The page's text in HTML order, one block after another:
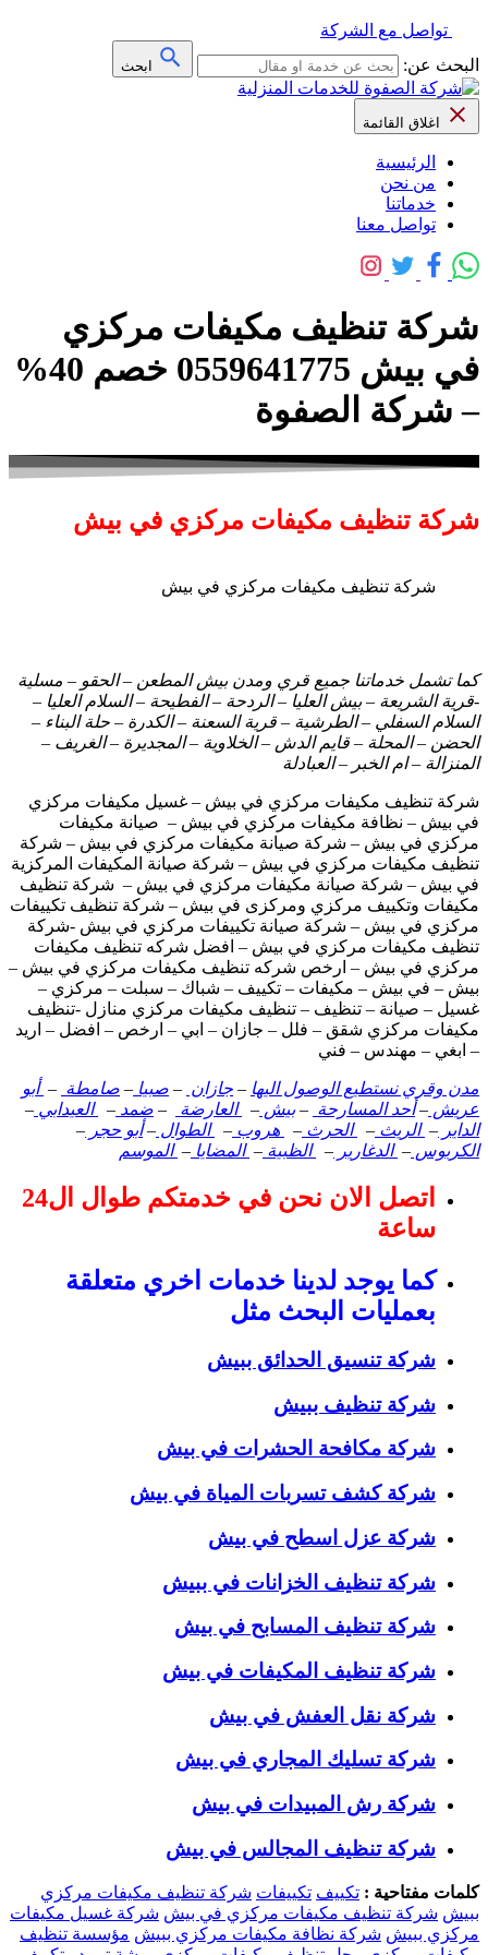
تواصل مع الشركة
البحث عن:
ابحث
اغلاق القائمة
الرئيسية
من نحن
خدماتنا
تواصل معنا
شركة تنظيف مكيفات مركزي
في بيش 0559641775 خصم 40%
– شركة الصفوة
شركة تنظيف مكيفات مركزي في بيش
شركة تنظيف مكيفات مركزي في بيش
كما تشمل خدماتنا جميع قري ومدن بيش المطعن – الحقو – مسلية
-قرية الشريعة – بيش العليا – الردحة – الفطيحة – السلام العليا –
السلام السفلي – الطرشية – قرية السعنة – الكدرة – حلة البناء –
الحضن – المحلة – قايم الدش – الخلاوية – المجديرة – الغريف –
المنزالة – ام الخبر – العبادلة
شركة تنظيف مكيفات مركزي في بيش – غسيل مكيفات مركزي
في بيش – نظافة مكيفات مركزي في بيش – صيانة مكيفات
مركزي في بيش – شركة صيانة مكيفات مركزي في بيش – شركة
تنظيف مكيفات مركزي في بيش – شركة صيانة المكيفات المركزية
في بيش – شركة صيانة مكيفات مركزي في بيش – شركة تنظيف
مكيفات وتكييف مركزي ومركزى في بيش – شركة تنظيف تكييفات
مركزي في بيش – شركة صيانة تكييفات مركزي في بيش -شركة
تنظيف مكيفات مركزي في بيش – افضل شركه تنظيف مكيفات
مركزي في بيش – ارخص شركه تنظيف مكيفات مركزي في بيش –
بيش – في بيش – مكيفات – تكييف – شباك – سبلت – مركزي –
غسيل – صيانة – تنظيف – تنظيف مكيفات مركزي منازل -تنظيف
مكيفات مركزي شقق – فلل – جازان – ابي – ارخص – افضل – اريد
– ابغي – مهندس – فني
مدن وقري نستطيع الوصول اليها – جازان – صبيا – صامطة – أبو
عريش –أحد المسارحة –بيش – العارضة – ضمد – العيدابي –
الداير – الريث – الحرث – هروب – الطوال –أبو حجر –
الكربوس – الدغارير – الظبية – المضايا – الموسم
اتصل الان نحن في خدمتكم طوال ال24
ساعة
كما يوجد لدينا خدمات اخري متعلقة
بعمليات البحث مثل
شركة تنسيق الحدائق ببيش
شركة تنظيف ببيش
شركة مكافحة الحشرات في بيش
شركة كشف تسربات المياة في بيش
شركة عزل اسطح في بيش
شركة تنظيف الخزانات في ببيش
شركة تنظيف المسابح في بيش
شركة تنظيف المكيفات في بيش
شركة نقل العفش في بيش
شركة تسليك المجاري في بيش
شركة رش المبيدات في بيش
شركة تنظيف المجالس في بيش
كلمات مفتاحية : تكييف تكييفات شركة تنظيف مكيفات مركزي
ببيش شركة تنظيف مكيفات مركزي في بيش شركة غسيل مكيفات
مركزي ببيش شركة نظافة مكيفات مركزي ببيش مؤسسة تنظيف